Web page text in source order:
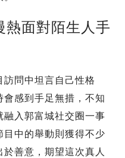
熱面對陌生人手
問中坦言自己性格
會感到手足無措，不知
入郭富城社交圈一事
中的舉動則獲得不少
善意，期望這次真人